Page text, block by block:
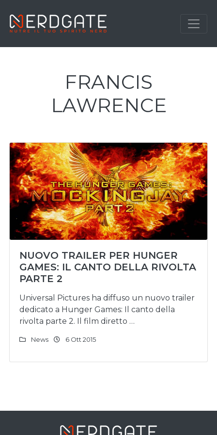
FRANCIS
LAWRENCE
NUOVO TRAILER PER HUNGER
GAMES: IL CANTO DELLA RIVOLTA
PARTE 2
Universal Pictures ha diffuso un nuovo trailer
dedicato a Hunger Games: Il canto della
rivolta parte 2. Il film diretto …
News 6 Ott 2015